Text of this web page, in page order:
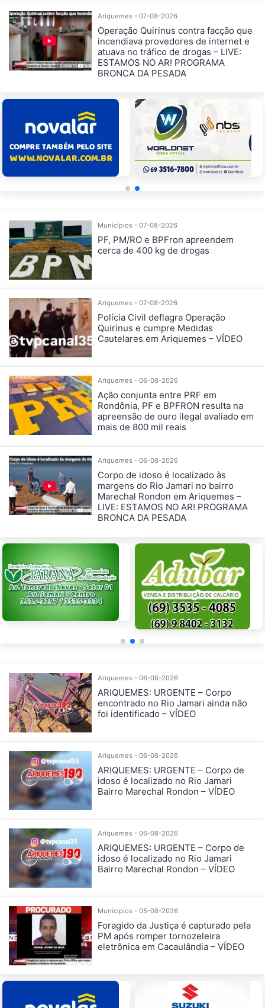
Ariquemes - 07-08-2026
Operação Quirinus contra facção que
incendiava provedores de internet e
atuava no tráfico de drogas – LIVE:
ESTAMOS NO AR! PROGRAMA
BRONCA DA PESADA
Municípios - 07-08-2026
PF, PM/RO e BPFron apreendem
cerca de 400 kg de drogas
Ariquemes - 07-08-2026
Polícia Civil deflagra Operação
Quirinus e cumpre Medidas
Cautelares em Ariquemes – VÍDEO
Ariquemes - 06-08-2026
Ação conjunta entre PRF em
Rondônia, PF e BPFRON resulta na
apreensão de ouro ilegal avaliado em
mais de 800 mil reais
Ariquemes - 06-08-2026
Corpo de idoso é localizado às
margens do Rio Jamari no bairro
Marechal Rondon em Ariquemes –
LIVE: ESTAMOS NO AR! PROGRAMA
BRONCA DA PESADA
Ariquemes - 06-08-2026
ARIQUEMES: URGENTE – Corpo
encontrado no Rio Jamari ainda não
foi identificado – VÍDEO
Ariquemes - 06-08-2026
ARIQUEMES: URGENTE – Corpo de
idoso é localizado no Rio Jamari
Bairro Marechal Rondon – VÍDEO
Ariquemes - 06-08-2026
ARIQUEMES: URGENTE – Corpo de
idoso é localizado no Rio Jamari
Bairro Marechal Rondon – VÍDEO
Municípios - 05-08-2026
Foragido da Justiça é capturado pela
PM após romper tornozeleira
eletrônica em Cacaulândia – VÍDEO